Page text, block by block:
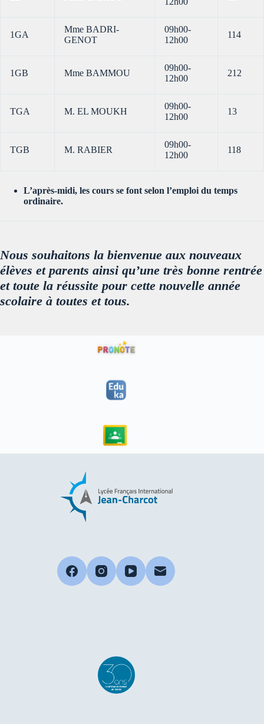
1GA
Mme BADRI-
GENOT
09h00-
12h00
114
1GB Mme BAMMOU
09h00-
12h00
212
TGA M. EL MOUKH
09h00-
12h00
13
TGB M. RABIER
09h00-
12h00
118
L’après-midi, les cours se font selon l’emploi du temps
ordinaire.
Nous souhaitons la bienvenue aux nouveaux
élèves et parents ainsi qu’une très bonne rentrée
et toute la réussite pour cette nouvelle année
scolaire à toutes et tous.